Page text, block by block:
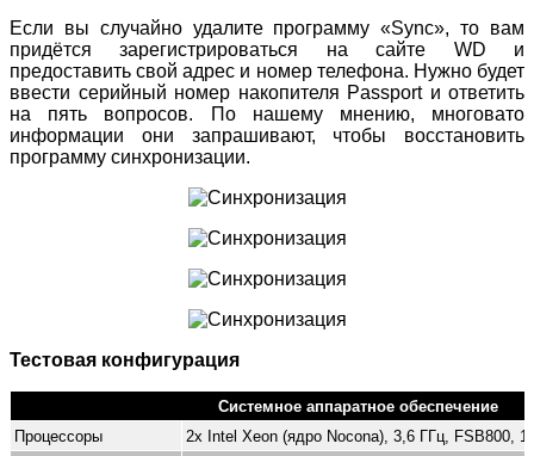
Если вы случайно удалите программу «Sync», то вам
придётся зарегистрироваться на сайте WD и
предоставить свой адрес и номер телефона. Нужно будет
ввести серийный номер накопителя Passport и ответить
на пять вопросов. По нашему мнению, многовато
информации они запрашивают, чтобы восстановить
программу синхронизации.
Тестовая конфигурация
Системное аппаратное обеспечение
Процессоры
2x Intel Xeon (ядро Nocona), 3,6 ГГц, FSB800,